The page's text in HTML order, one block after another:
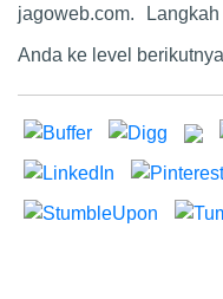
jagoweb.com.
Anda ke level